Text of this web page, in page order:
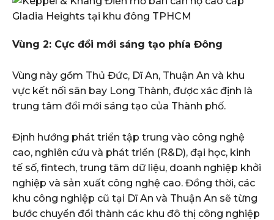
Vùng 2: Cực đổi mới sáng tạo phía Đông
Vùng này gồm Thủ Đức, Dĩ An, Thuận An và khu
vực kết nối sân bay Long Thành, được xác định là
trung tâm đổi mới sáng tạo của Thành phố.
Định hướng phát triển tập trung vào công nghệ
cao, nghiên cứu và phát triển (R&D), đại học, kinh
tế số, fintech, trung tâm dữ liệu, doanh nghiệp khởi
nghiệp và sản xuất công nghệ cao. Đồng thời, các
khu công nghiệp cũ tại Dĩ An và Thuận An sẽ từng
bước chuyển đổi thành các khu đô thị công nghiệp